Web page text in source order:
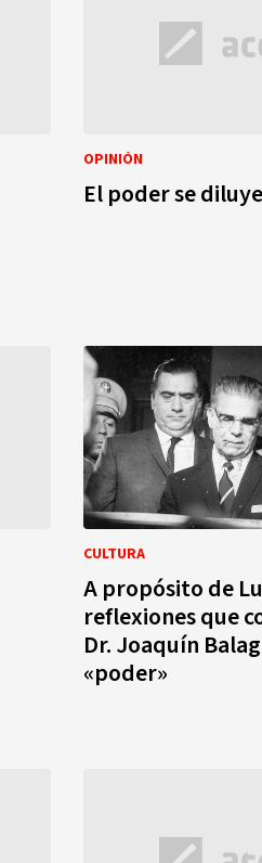
OPINIÓN
El poder se diluye
CULTURA
A propósito de
reflexiones que
Dr. Joaquín
«poder»